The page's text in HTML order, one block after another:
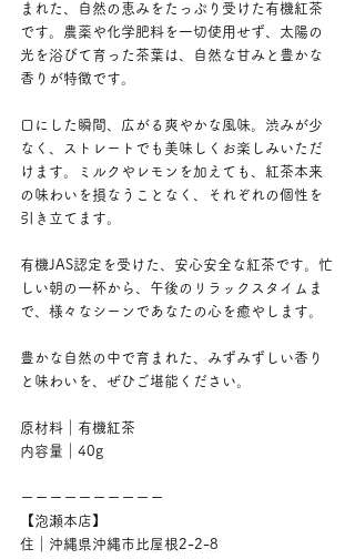
まれた、自然の恵みをたっぷり受けた有機紅茶
です。農薬や化学肥料を一切使用せず、太陽の
光を浴びて育った茶葉は、自然な甘みと豊かな
香りが特徴です。
口にした瞬間、広がる爽やかな風味。渋みが少
なく、ストレートでも美味しくお楽しみいただ
けます。ミルクやレモンを加えても、紅茶本来
の味わいを損なうことなく、それぞれの個性を
引き立てます。
有機JAS認定を受けた、安心安全な紅茶です。忙
しい朝の一杯から、午後のリラックスタイムま
で、様々なシーンであなたの心を癒やします。
豊かな自然の中で育まれた、みずみずしい香り
と味わいを、ぜひご堪能ください。
原材料｜有機紅茶
内容量｜40g
ーーーーーーーーーー
【泡瀬本店】
住｜沖縄県沖縄市比屋根2-2-8